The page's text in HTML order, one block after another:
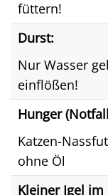
füttern!
Durst:
Nur Wasser
einflößen!
Hunger
Katzen-
ohne Öl
Kleiner Igel